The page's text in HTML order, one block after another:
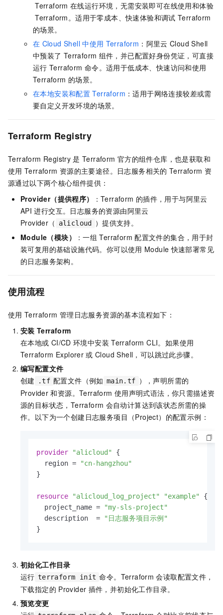
Terraform 在线运行环境，无需安装即可在线使用和体验
Terraform。适用于零成本、快速体验和调试 Terraform
的场景。
在 Cloud Shell 中使用 Terraform ：阿里云 Cloud Shell
中预装了 Terraform 组件，并已配置好身份凭证，可直接
运行 Terraform 命令。适用于低成本、快速访问和使用
Terraform 的场景。
在本地安装和配置 Terraform ：适用于网络连接较差或需
要自定义开发环境的场景。
Terraform Registry
Terraform Registry 是 Terraform 官方的组件仓库，也是获取和
使用 Terraform 资源的主要途径。日志服务相关的 Terraform 资
源通过以下两个核心组件提供：
Provider（提供程序）
：Terraform 的插件，用于与阿里云
API 进行交互。日志服务的资源由阿里云
Provider（
alicloud
）提供支持。
Module（模块）
：一组 Terraform 配置文件的集合，用于封
装可复用的基础设施代码。你可以使用 Module 快速部署常见
的日志服务架构。
使用流程
使用 Terraform 管理日志服务资源的基本流程如下：
安装 Terraform
在本地或 CI/CD 环境中安装 Terraform CLI。如果使用
Terraform Explorer 或 Cloud Shell，可以跳过此步骤。
编写配置文件
创建
.tf 配置文件（例如 main.tf ），声明所需的
Provider 和资源。Terraform 使用声明式语法，你只需描述资
源的目标状态，Terraform 会自动计算达到该状态所需的操
作。以下为一个创建日志服务项目（Project）的配置示例：
provider "alicloud"
{
  region =
"cn-hangzhou"
}
resource "alicloud_log_project" "example"
{
  project_name =
"my-sls-project"
  description  =
"日志服务项目示例"
}
初始化工作目录
运行 terraform init 命令。Terraform 会读取配置文件，
下载指定的 Provider 插件，并初始化工作目录。
预览变更